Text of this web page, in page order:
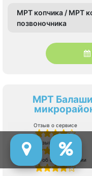
МРТ копчика / МРТ
позвоночника
МРТ
Отзыв о сервисе
Отзыв о врачах
Отзыв об оборудовании